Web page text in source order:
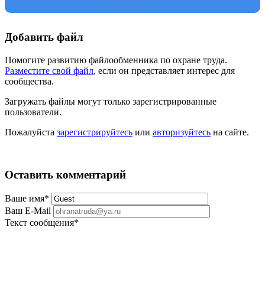
Добавить файл
Помогите развитию файлообменника по охране труда.
Разместите свой файл, если он представляет интерес для
сообщества.
Загружать файлы могут только зарегистрированные
пользователи.
Пожалуйста зарегистрируйтесь или авторизуйтесь на сайте.
Оставить комментарий
Ваше имя*
Ваш E-Mail
Текст сообщения*